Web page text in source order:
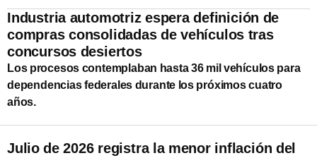
Industria automotriz espera definición de
compras consolidadas de vehículos tras
concursos desiertos
Los procesos contemplaban hasta 36 mil vehículos para
dependencias federales durante los próximos cuatro
años.
Julio de 2026 registra la menor inflación del